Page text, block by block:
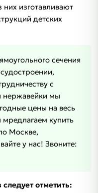
изготавливают
детских
сечения
с
нержавейки мы
цены на весь
купить
Москве,
у нас! Звоните:
отметить: